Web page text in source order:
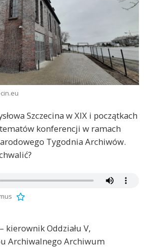
Szczecina w XIX i początkach
konferencji w ramach
Tygodnia Archiwów.
– kierownik Oddziału V,
Archiwalnego Archiwum